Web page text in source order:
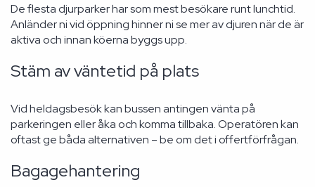
De flesta djurparker har som mest besökare runt lunchtid.
Anländer ni vid öppning hinner ni se mer av djuren när de är
aktiva och innan köerna byggs upp.
Stäm av väntetid på plats
Vid heldagsbesök kan bussen antingen vänta på
parkeringen eller åka och komma tillbaka. Operatören kan
oftast ge båda alternativen – be om det i offertförfrågan.
Bagagehantering